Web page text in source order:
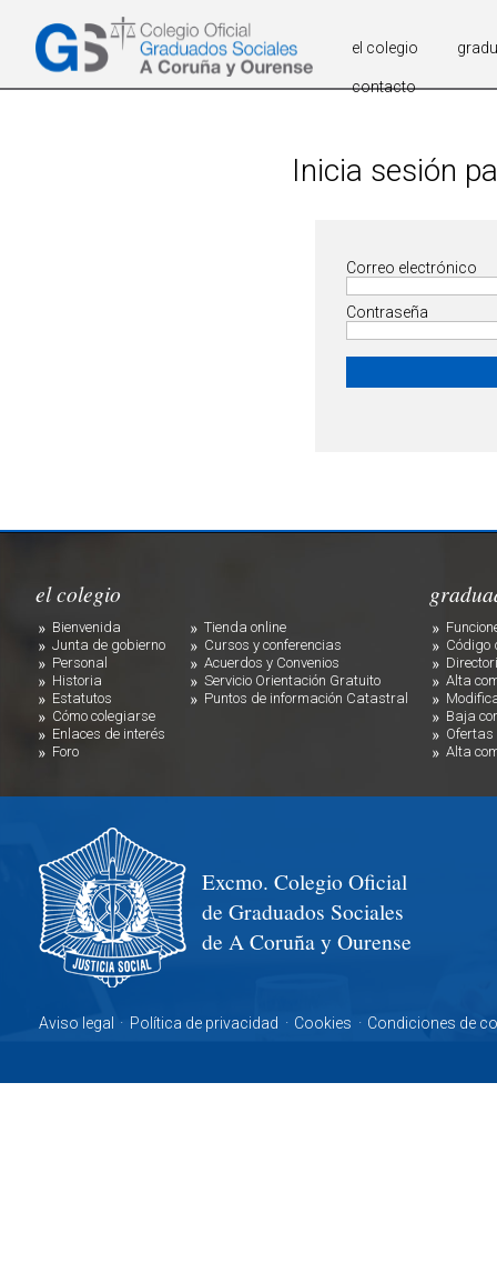
el colegio
contacto
Inicia sesión
Correo electrónico
Contraseña
el colegio
Bienvenida
Junta de gobierno
Personal
Historia
Estatutos
Cómo colegiarse
Enlaces de interés
Foro
Tienda online
Cursos y conferencias
Acuerdos y Convenios
Servicio Orientación Gratuito
Puntos de información Catastral
Código
Alta
Baja
Ofertas
Alta
Excmo. Colegio Oficial
de Graduados Sociales
de A Coruña y Ourense
Aviso legal · Política de privacidad · Cookies · Condiciones de